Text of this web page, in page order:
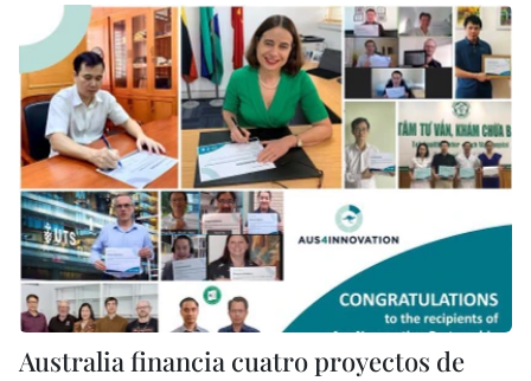
Australia financia cuatro proyectos de